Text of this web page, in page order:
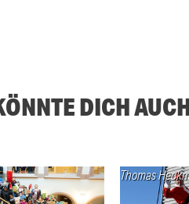
DICH
Thomas